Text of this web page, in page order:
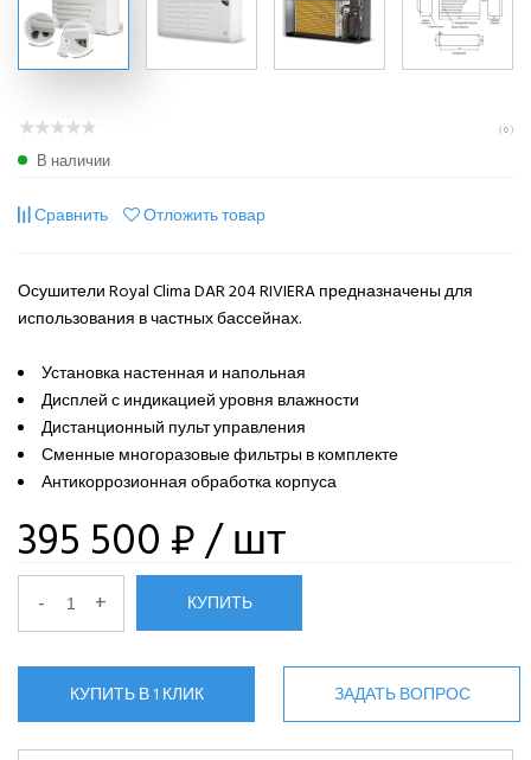
( 0 )
В наличии
Сравнить Отложить товар
Осушители Royal Clima DAR 204 RIVIERA предназначены для
использования в частных бассейнах.
Установка настенная и напольная
Дисплей с индикацией уровня влажности
Дистанционный пульт управления
Сменные многоразовые фильтры в комплекте
Антикоррозионная обработка корпуса
395 500 ₽/ шт
- + КУПИТЬ
КУПИТЬ В 1 КЛИК ЗАДАТЬ ВОПРОС